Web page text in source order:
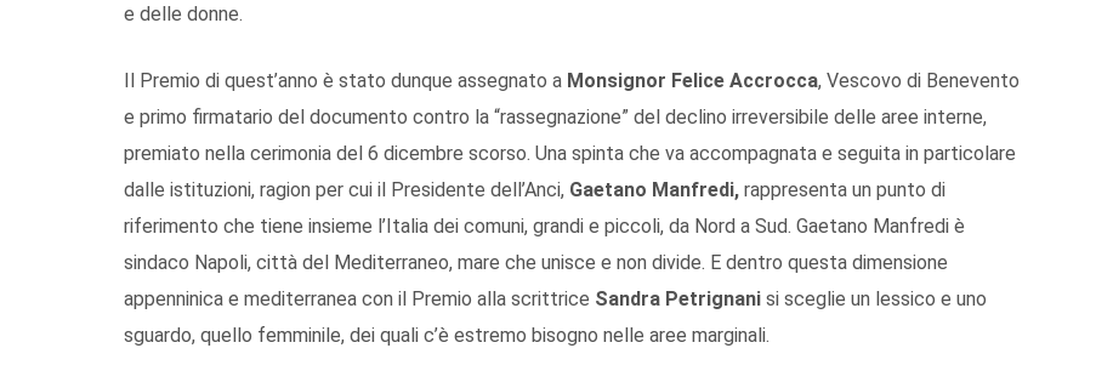
e delle donne.
Il Premio di quest’anno è stato dunque assegnato a Monsignor Felice Accrocca, Vescovo di Benevento
e primo firmatario del documento contro la “rassegnazione” del declino irreversibile delle aree interne,
premiato nella cerimonia del 6 dicembre scorso. Una spinta che va accompagnata e seguita in particolare
dalle istituzioni, ragion per cui il Presidente dell’Anci, Gaetano Manfredi, rappresenta un punto di
riferimento che tiene insieme l’Italia dei comuni, grandi e piccoli, da Nord a Sud. Gaetano Manfredi è
sindaco Napoli, città del Mediterraneo, mare che unisce e non divide. E dentro questa dimensione
appenninica e mediterranea con il Premio alla scrittrice Sandra Petrignani si sceglie un lessico e uno
sguardo, quello femminile, dei quali c’è estremo bisogno nelle aree marginali.